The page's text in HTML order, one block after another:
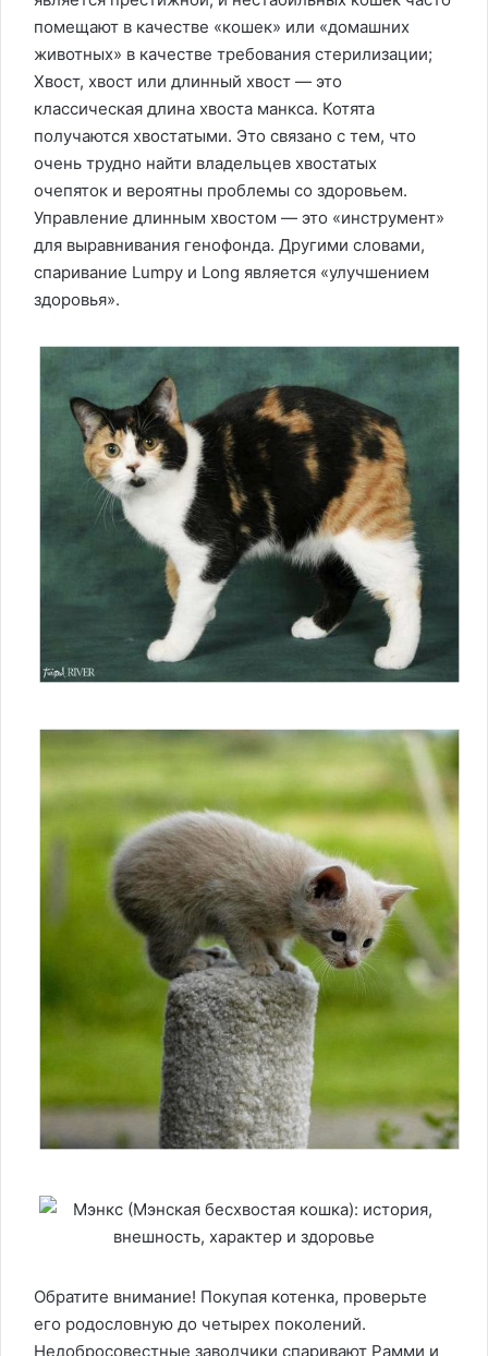
помещают в качестве «кошек» или «домашних
животных» в качестве требования стерилизации;
Хвост, хвост или длинный хвост — это
классическая длина хвоста манкса. Котята
получаются хвостатыми. Это связано с тем, что
очень трудно найти владельцев хвостатых
очепяток и вероятны проблемы со здоровьем.
Управление длинным хвостом — это «инструмент»
для выравнивания генофонда. Другими словами,
спаривание Lumpy и Long является «улучшением
здоровья».
Обратите внимание! Покупая котенка, проверьте
его родословную до четырех поколений.
Недобросовестные заводчики спаривают Рамми и